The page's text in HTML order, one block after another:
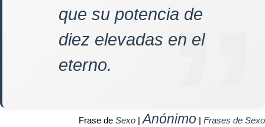
que su potencia de
diez elevadas en el
eterno.
Frase de Sexo |Anónimo | Frases de Sexo